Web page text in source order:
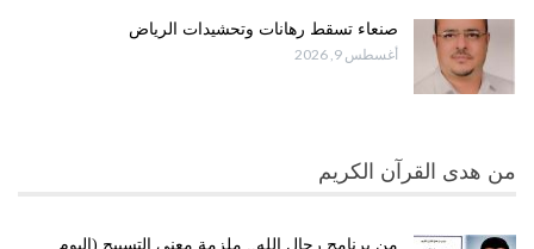
صنعاء تسقط رهانات وتحشيدات الرياض
أغسطس 9, 2026
من هدى القرآن الكريم
من برنامج رجال الله.. ملزمة معنى التسبيح (اليوم